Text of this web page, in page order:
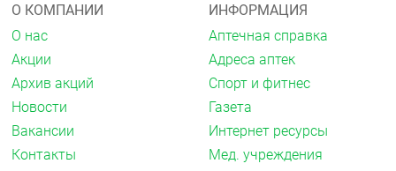
О КОМПАНИИ
О нас
Акции
Архив акций
Новости
Вакансии
Контакты
ИНФОРМАЦИЯ
Аптечная справка
Адреса аптек
Спорт и фитнес
Газета
Интернет ресурсы
Мед. учреждения